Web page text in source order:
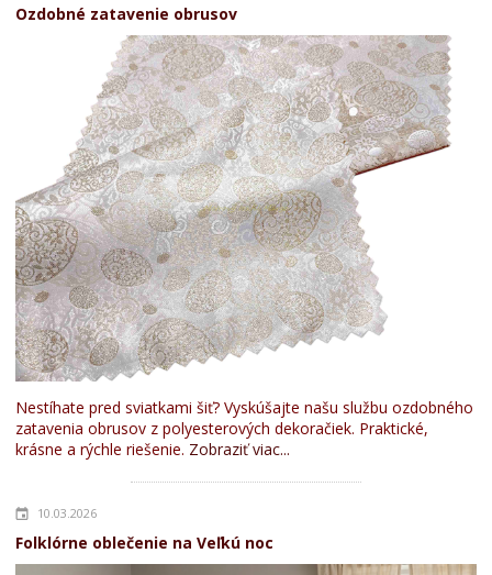
Ozdobné zatavenie obrusov
Nestíhate pred sviatkami šiť? Vyskúšajte našu službu ozdobného
zatavenia obrusov z polyesterových dekoračiek. Praktické,
krásne a rýchle riešenie. Zobraziť viac...
10.03.2026
Folklórne oblečenie na Veľkú noc